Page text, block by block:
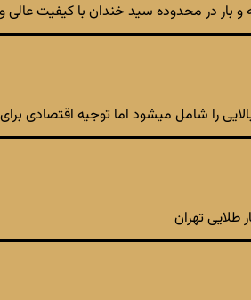
و بار در محدوده سید خندان با کیفیت
را شامل میشود اما توجیه اقتصادی برای
طلایی تهران